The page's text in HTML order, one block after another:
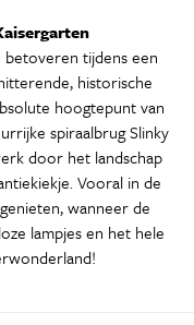
tijdens een
historische
hoogtepunt van
spiraalbrug Slinky
door het landschap
Vooral in de
wanneer de
lampjes en het hele